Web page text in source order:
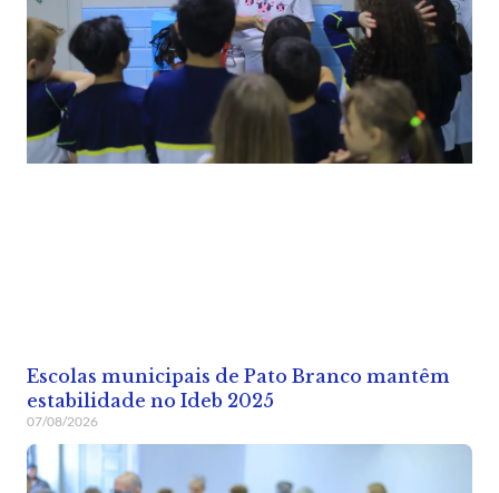
Escolas municipais de Pato Branco mantêm
estabilidade no Ideb 2025
07/08/2026